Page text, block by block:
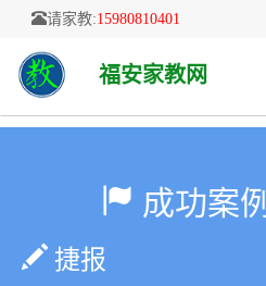
请家教:15980810401
福安家教网
成功案例
捷报